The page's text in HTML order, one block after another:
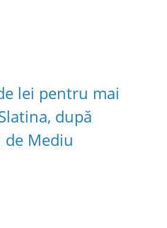
lei pentru mai
după
de Mediu